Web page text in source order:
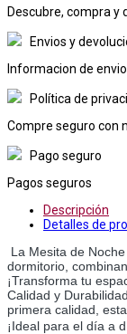
Descubre, compra y
Envios y
Informacion de
Política de
Compre seguro con
Pago seguro
Pagos seguros
Descripción
Detalles de
La Mesita de
dormitorio,
¡Transforma tu
Calidad y
primera calidad,
¡Ideal para el día a